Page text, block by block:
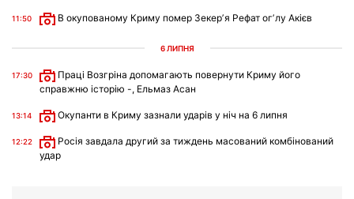
11:50 В окупованому Криму помер Зекерʼя Рефат огʼлу Акієв
6 ЛИПНЯ
17:30
Праці Возгріна допомагають повернути Криму його
справжню історію -, Ельмаз Асан
13:14 Окупанти в Криму зазнали ударів у ніч на 6 липня
12:22
Росія завдала другий за тиждень масований комбінований
удар